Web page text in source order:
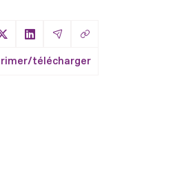
sur Facebook
Partager sur X
Partager sur LinkedIn
Partager par Email
Copier le lien
télécharger